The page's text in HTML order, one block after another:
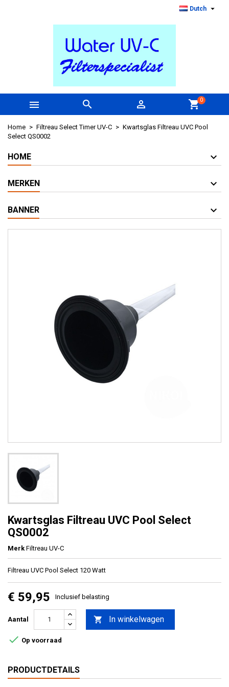
Dutch 
   shopping_cart0
Home Filtreau Select Timer UV-C
Kwartsglas Filtreau UVC Pool
Select QS0002
HOME
MERKEN
BANNER
Kwartsglas Filtreau UVC Pool Select
QS0002
Merk Filtreau UV-C
Filtreau UVC Pool Select 120 Watt
€ 59,95 Inclusief belasting
Aantal  In winkelwagen
 Op voorraad
PRODUCTDETAILS